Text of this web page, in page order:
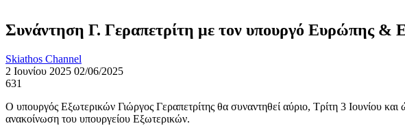
Συνάντηση Γ. Γεραπετρίτη με τον υπουργό Ευρώπης &
Skiathos Channel
2 Ιουνίου 2025 02/06/2025
631
Ο υπουργός Εξωτερικών Γιώργος Γεραπετρίτης θα συναντηθεί αύριο, Τρίτη 3 Ιουνίου
ανακοίνωση του υπουργείου Εξωτερικών.